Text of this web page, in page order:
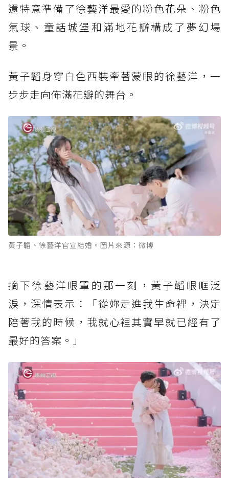
還特意準備了徐藝洋最愛的粉色花朵、粉色
氣球、童話城堡和滿地花瓣構成了夢幻場
景。
黃子韜身穿白色西裝牽著蒙眼的徐藝洋，一
步步走向佈滿花瓣的舞台。
黃子韜、徐藝洋官宣結婚。圖片來源：微博
摘下徐藝洋眼罩的那一刻，黃子韜眼眶泛
淚，深情表示：「從妳走進我生命裡，決定
陪著我的時候，我就心裡其實早就已經有了
最好的答案。」